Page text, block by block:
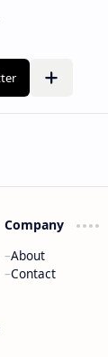
Company
About
Contact